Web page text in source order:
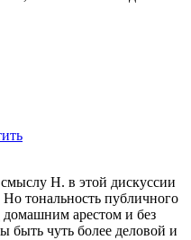
Н. в этой дискуссии
Но тональность публичного
домашним арестом и без
быть чуть более деловой и